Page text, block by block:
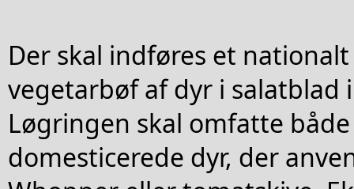
Der skal indføres et
vegetarbøf af dyr i salatblad
Løgringen skal omfatte
domesticerede dyr, der